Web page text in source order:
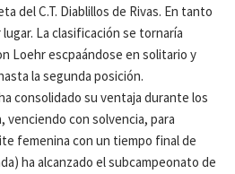
del C.T. Diablillos de Rivas. En tanto
La clasificación se tornaría
Loehr escpaándose en solitario y
la segunda posición.
consolidado su ventaja durante los
venciendo con solvencia, para
femenina con un tiempo final de
ha alcanzado el subcampeonato de